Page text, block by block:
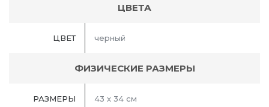
ЦВЕТА
ЦВЕТ черный
ФИЗИЧЕСКИЕ РАЗМЕРЫ
РАЗМЕРЫ 43 х 34 см